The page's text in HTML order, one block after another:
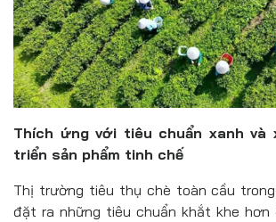
Thích ứng với tiêu chuẩn xanh và
triển sản phẩm tinh chế
Thị trường tiêu thụ chè toàn cầu
đặt ra những tiêu chuẩn khắt khe hơn